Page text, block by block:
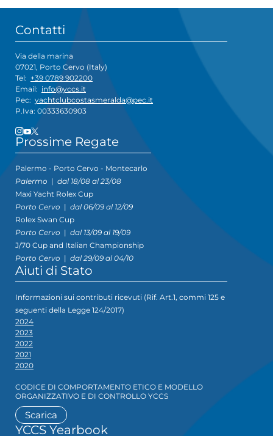
Contatti
Via della marina
07021, Porto Cervo (Italy)
Tel: +39 0789 902200
Email: info@yccs.it
Pec: yachtclubcostasmeralda@pec.it
P.Iva: 00333630903
Prossime Regate
Palermo - Porto Cervo - Montecarlo
Palermo | dal 18/08 al 23/08
Maxi Yacht Rolex Cup
Porto Cervo | dal 06/09 al 12/09
Rolex Swan Cup
Porto Cervo | dal 13/09 al 19/09
J/70 Cup and Italian Championship
Porto Cervo | dal 29/09 al 04/10
Aiuti di Stato
Informazioni sui contributi ricevuti (Rif. Art.1, commi 125 e
seguenti della Legge 124/2017)
2024
2023
2022
2021
2020
CODICE DI COMPORTAMENTO ETICO E MODELLO
ORGANIZZATIVO E DI CONTROLLO YCCS
Scarica
YCCS Yearbook